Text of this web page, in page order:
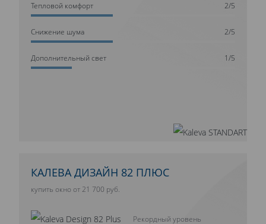
Тепловой комфорт 2/5
Cнижение шума 2/5
Дополнительный свет 1/5
КАЛЕВА ДИЗАЙН 82 ПЛЮС
купить окно от 21 700 руб.
Рекордный уровень